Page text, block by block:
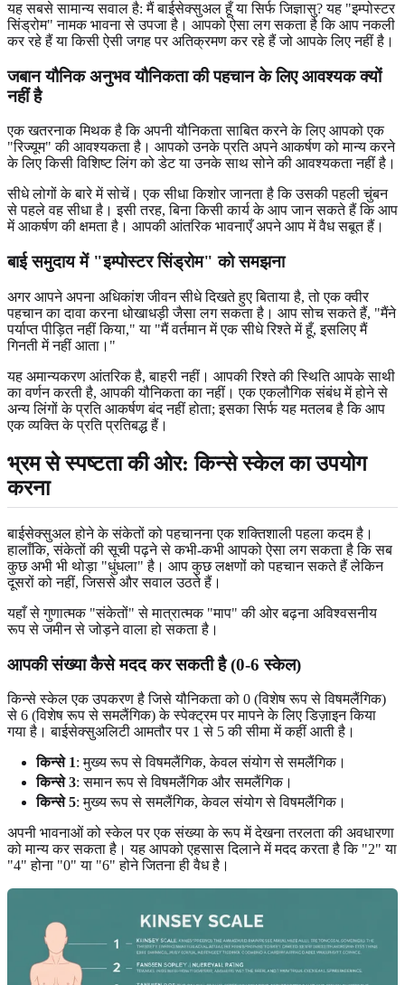
यह सबसे सामान्य सवाल है: मैं बाईसेक्सुअल हूँ या सिर्फ जिज्ञासु? यह "इम्पोस्टर
सिंड्रोम" नामक भावना से उपजा है। आपको ऐसा लग सकता है कि आप नकली
कर रहे हैं या किसी ऐसी जगह पर अतिक्रमण कर रहे हैं जो आपके लिए नहीं है।
जबान यौनिक अनुभव यौनिकता की पहचान के लिए आवश्यक क्यों
नहीं है
एक खतरनाक मिथक है कि अपनी यौनिकता साबित करने के लिए आपको एक
"रिज्यूम" की आवश्यकता है। आपको उनके प्रति अपने आकर्षण को मान्य करने
के लिए किसी विशिष्ट लिंग को डेट या उनके साथ सोने की आवश्यकता नहीं है।
सीधे लोगों के बारे में सोचें। एक सीधा किशोर जानता है कि उसकी पहली चुंबन
से पहले वह सीधा है। इसी तरह, बिना किसी कार्य के आप जान सकते हैं कि आप
में आकर्षण की क्षमता है। आपकी आंतरिक भावनाएँ अपने आप में वैध सबूत हैं।
बाई समुदाय में "इम्पोस्टर सिंड्रोम" को समझना
अगर आपने अपना अधिकांश जीवन सीधे दिखते हुए बिताया है, तो एक क्वीर
पहचान का दावा करना धोखाधड़ी जैसा लग सकता है। आप सोच सकते हैं, "मैंने
पर्याप्त पीड़ित नहीं किया," या "मैं वर्तमान में एक सीधे रिश्ते में हूँ, इसलिए मैं
गिनती में नहीं आता।"
यह अमान्यकरण आंतरिक है, बाहरी नहीं। आपकी रिश्ते की स्थिति आपके साथी
का वर्णन करती है, आपकी यौनिकता का नहीं। एक एकलौगिक संबंध में होने से
अन्य लिंगों के प्रति आकर्षण बंद नहीं होता; इसका सिर्फ यह मतलब है कि आप
एक व्यक्ति के प्रति प्रतिबद्ध हैं।
भ्रम से स्पष्टता की ओर: किन्से स्केल का उपयोग
करना
बाईसेक्सुअल होने के संकेतों को पहचानना एक शक्तिशाली पहला कदम है।
हालाँकि, संकेतों की सूची पढ़ने से कभी-कभी आपको ऐसा लग सकता है कि सब
कुछ अभी भी थोड़ा "धुंधला" है। आप कुछ लक्षणों को पहचान सकते हैं लेकिन
दूसरों को नहीं, जिससे और सवाल उठते हैं।
यहाँ से गुणात्मक "संकेतों" से मात्रात्मक "माप" की ओर बढ़ना अविश्वसनीय
रूप से जमीन से जोड़ने वाला हो सकता है।
आपकी संख्या कैसे मदद कर सकती है (0-6 स्केल)
किन्से स्केल एक उपकरण है जिसे यौनिकता को 0 (विशेष रूप से विषमलैंगिक)
से 6 (विशेष रूप से समलैंगिक) के स्पेक्ट्रम पर मापने के लिए डिज़ाइन किया
गया है। बाईसेक्सुअलिटी आमतौर पर 1 से 5 की सीमा में कहीं आती है।
किन्से 1: मुख्य रूप से विषमलैंगिक, केवल संयोग से समलैंगिक।
किन्से 3: समान रूप से विषमलैंगिक और समलैंगिक।
किन्से 5: मुख्य रूप से समलैंगिक, केवल संयोग से विषमलैंगिक।
अपनी भावनाओं को स्केल पर एक संख्या के रूप में देखना तरलता की अवधारणा
को मान्य कर सकता है। यह आपको एहसास दिलाने में मदद करता है कि "2" या
"4" होना "0" या "6" होने जितना ही वैध है।